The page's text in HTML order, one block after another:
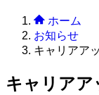
ホーム
お知らせ
キャリアア
キャリアア